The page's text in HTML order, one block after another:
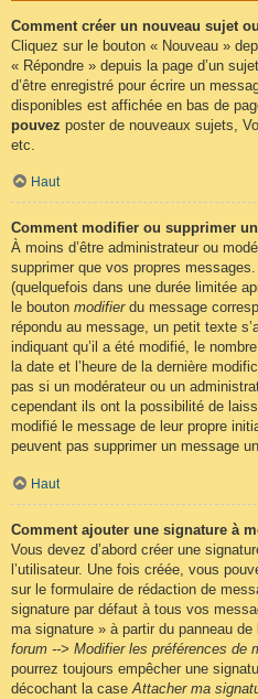
Comment créer un nouveau sujet
Cliquez sur le bouton « Nouveau »
« Répondre » depuis la page d’un
d’être enregistré pour écrire un
disponibles est affichée en bas de
pouvez poster de nouveaux sujets,
etc.
Haut
Comment modifier ou supprimer
À moins d’être administrateur ou
supprimer que vos propres
(quelquefois dans une durée limitée
le bouton modifierdu message
répondu au message, un petit texte
indiquant qu’il a été modifié, le
la date et l’heure de la dernière
pas si un modérateur ou un
cependant ils ont la possibilité de
modifié le message de leur propre
peuvent pas supprimer un message
Haut
Comment ajouter une signature à
Vous devez d’abord créer une
l’utilisateur. Une fois créée, vous
sur le formulaire de rédaction de
signature par défaut à tous vos
ma signature » à partir du panneau de
forum --> Modifier les préférences de
pourrez toujours empêcher une
décochant la caseAttacher ma